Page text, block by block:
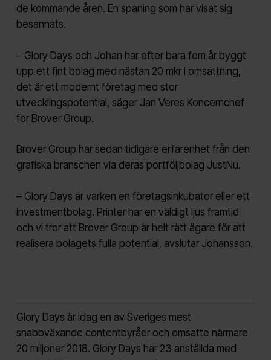
de kommande åren. En spaning som har visat sig
besannats.
– Glory Days och Johan har efter bara fem år byggt
upp ett fint bolag med nästan 20 mkr i omsättning,
det är ett modernt företag med stor
utvecklingspotential, säger Jan Veres Koncernchef
för Brover Group.
Brover Group har sedan tidigare erfarenhet från den
grafiska branschen via deras portföljbolag JustNu.
– Glory Days är varken en företagsinkubator eller ett
investmentbolag. Printer har en väldigt ljus framtid
och vi tror att Brover Group är helt rätt ägare för att
realisera bolagets fulla potential, avslutar Johansson.
Glory Days är idag en av Sveriges mest
snabbväxande contentbyråer och omsatte närmare
20 miljoner 2018. Glory Days har 23 anställda med